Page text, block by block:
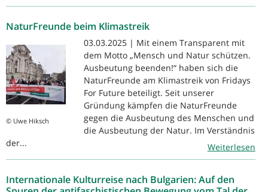
NaturFreunde beim Klimastreik
© Uwe Hiksch
03.03.2025 | Mit einem Transparent mit
dem Motto „Mensch und Natur schützen.
Ausbeutung beenden!“ haben sich die
NaturFreunde am Klimastreik von Fridays
For Future beteiligt. Seit unserer
Gründung kämpfen die NaturFreunde
gegen die Ausbeutung des Menschen und
die Ausbeutung der Natur. Im Verständnis
der...
Weiterlesen
Internationale Kulturreise nach Bulgarien: Auf den